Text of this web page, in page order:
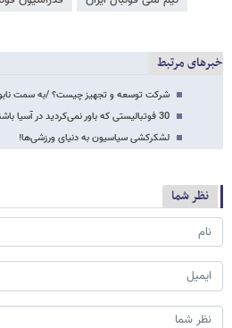
خبرهای مرتبط
شرکت توسعه و تجهیز چیست؟ /به سمت
30 فوتبالیستی که باور نمی‌کردید در آسیا باشند!
لشکرکشی سیاسیون به دنیای ورزشی‌ها!
نظر شما